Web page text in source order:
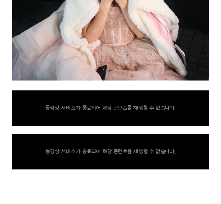
동영상 서비스가 종료되어 해당 콘텐츠를 재생할 수 없습니다.
동영상 서비스가 종료되어 해당 콘텐츠를 재생할 수 없습니다.